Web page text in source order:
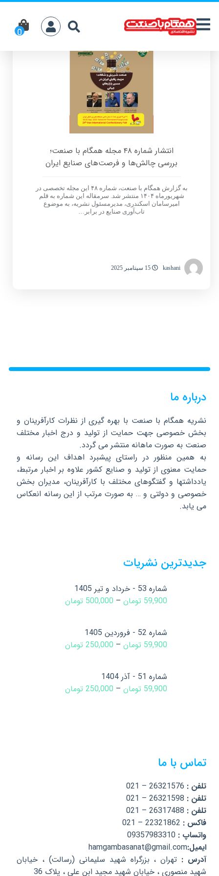
انتشار شماره ۴۸ مجله همگام با صنعت؛
بررسی چالش‌ها و فرصت‌های صنایع ایران
به گزارش همگام با صنعت، شماره ۴۸ این مجله تخصصی در
شهریورماه ۱۴۰۴ منتشر شد. سرمقاله این شماره به قلم
امیرسامان اسکندری، مدیرمسئول نشریه، به موضوع
تاب‌آوری صنایع در برابر…
kashani 15 سپتامبر 2025
درباره ما
نشریه همگام با صنعت با بهره گیری از نظرات کارآفرینان و
بخش خصوصی جهت حمایت از تولید و درج اخبار مختلف
صنعت به صورت ماهانه منتشر می گردد.
به همین منظور در راستای پیشبرد اهداف این رسانه و
حمایت معنوی از تولید و صنایع کشور علاوه بر اخبار مرتبط،
یادداشتها و گفتگوهای مختلف با کارآفرینان، مدیران بخش
خصوصی و دولتی و … به صورت مرتب از این رسانه انعکاس
می یابد.
جدیدترین نشریات
شماره 53 - خرداد و تیر 1405
59,900 تومان –
500,000 تومان
شماره 52 - فروردین 1405
59,900 تومان –
250,000 تومان
شماره 51 - آذر 1404
59,900 تومان –
250,000 تومان
تماس با ما
تلفن : 26321576 – 021
تلفن : 26321598 – 021
تلفن : 26317488 – 021
فاکس :
واتساپ : 09357983310
ایمیل:hamgambasanat@gmail.com
آدرس : تهران ، بزرگراه شهید سلیمانی (رسالت) ، خیابان
شهید منصوری ، خیابان شهید مجید ابن علی ، پلاک 36